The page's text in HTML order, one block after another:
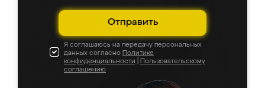
Отправить
Я соглашаюсь на передачу персональных
данных согласно Политике
конфиденциальности
Пользовательскому
соглашению